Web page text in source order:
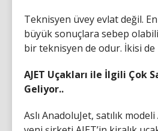
Teknisyen üvey evlat değil.
büyük sonuçlara sebep
bir teknisyen de odur. İkisi
AJET Uçakları ile İlgili Çok
Geliyor..
Aslı AnadoluJet, satılık